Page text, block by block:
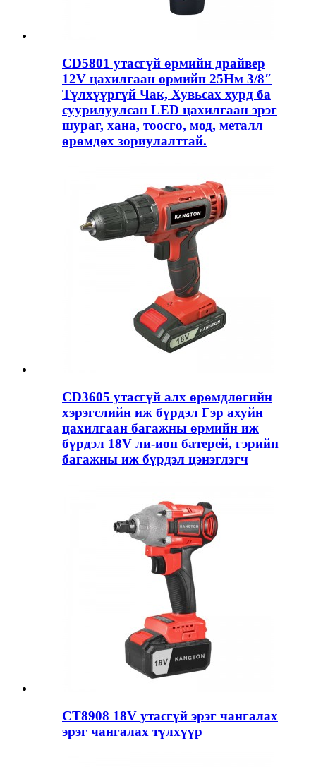
CD5801 утасгүй өрмийн драйвер
12V цахилгаан өрмийн 25Нм 3/8″
Түлхүүргүй Чак, Хувьсах хурд ба
суурилуулсан LED цахилгаан эрэг
шураг, хана, тоосго, мод, металл
өрөмдөх зориулалттай.
CD3605 утасгүй алх өрөмдлөгийн
хэрэгслийн иж бүрдэл Гэр ахуйн
цахилгаан багажны өрмийн иж
бүрдэл 18V ли-ион батерей, гэрийн
багажны иж бүрдэл цэнэглэгч
CT8908 18V утасгүй эрэг чангалах
эрэг чангалах түлхүүр